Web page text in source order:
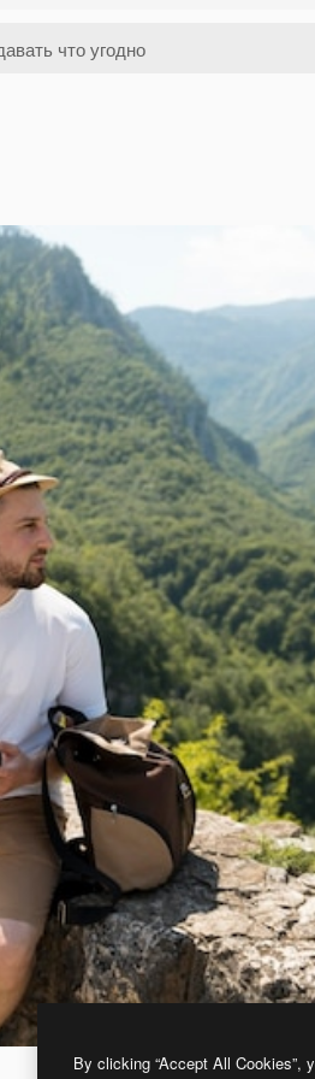
By clicking “Accept All Cookies”,